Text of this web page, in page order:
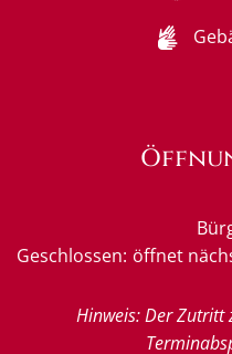
Klicken, um weitere
Geschlossen: öffnet
Hinweis: Der Zutritt